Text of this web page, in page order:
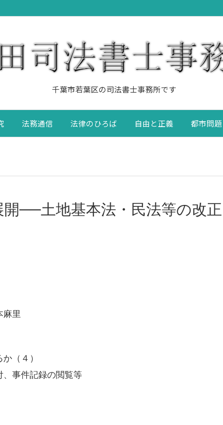
千葉市若葉区の司法書士事務所です
法務通信 法律のひろば 自由と正義 都市問題
開──土地基本法・民法等の改
里
（４）
事件記録の閲覧等